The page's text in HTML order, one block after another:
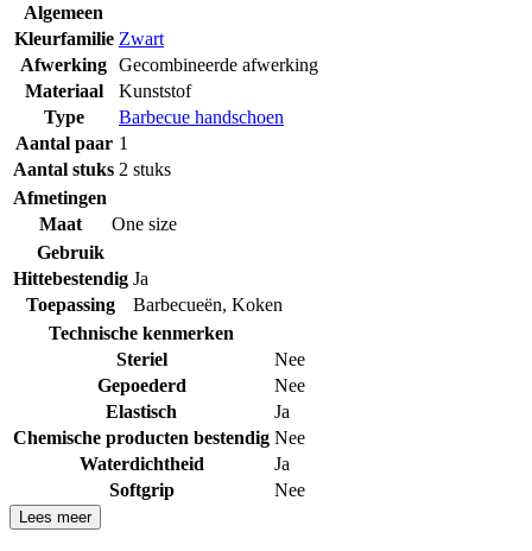
Algemeen
Kleurfamilie Zwart
Afwerking Gecombineerde afwerking
Materiaal
Kunststof
Type
Barbecue handschoen
Aantal paar 1
Aantal stuks 2 stuks
Afmetingen
Maat
One size
Gebruik
Hittebestendig Ja
Toepassing
Barbecueën, Koken
Technische kenmerken
Steriel
Nee
Gepoederd
Nee
Elastisch
Ja
Chemische producten bestendig Nee
Waterdichtheid
Ja
Softgrip
Nee
Lees meer